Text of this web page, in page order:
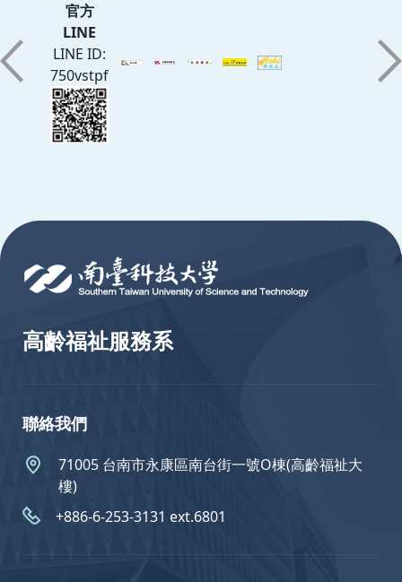
官方
LINE
LINE ID:
750vstpf
高齡福祉服務系
聯絡我們
71005 台南市永康區南台街一號O棟(高齡福祉大
樓)
+886-6-253-3131 ext.6801